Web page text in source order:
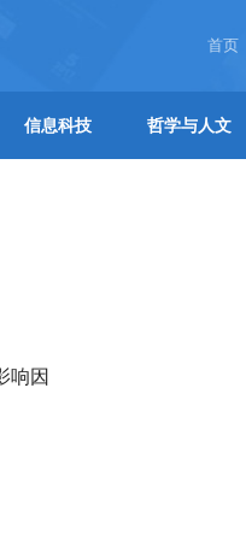
首页
信息科技 哲学与人文
响因